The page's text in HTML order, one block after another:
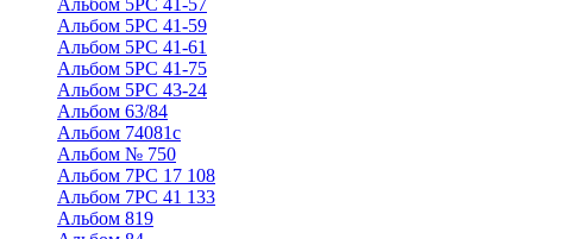
Альбом 5РС 41-57
Альбом 5РС 41-59
Альбом 5РС 41-61
Альбом 5РС 41-75
Альбом 5РС 43-24
Альбом 63/84
Альбом 74081с
Альбом № 750
Альбом 7РС 17 108
Альбом 7РС 41 133
Альбом 819